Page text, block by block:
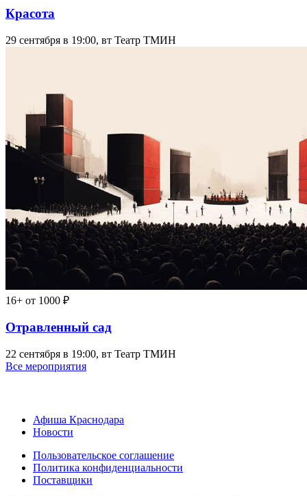
Красота
29 сентября в 19:00, вт Театр ТМИН
16+ от 1000 ₽
Отравленный сад
22 сентября в 19:00, вт Театр ТМИН
Все мероприятия
Афиша Краснодара
Новости
Пользовательское соглашение
Политика конфиденциальности
Поставщики